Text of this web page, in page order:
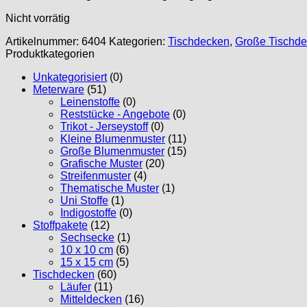
Nicht vorrätig
Artikelnummer: 6404 Kategorien: Tischdecken, Große
Produktkategorien
Unkategorisiert (0)
Meterware (51)
Leinenstoffe (0)
Reststücke - Angebote (0)
Trikot - Jerseystoff (0)
Kleine Blumenmuster (11)
Große Blumenmuster (15)
Grafische Muster (20)
Streifenmuster (4)
Thematische Muster (1)
Uni Stoffe (1)
Indigostoffe (0)
Stoffpakete (12)
Sechsecke (1)
10 x 10 cm (6)
15 x 15 cm (5)
Tischdecken (60)
Läufer (11)
Mitteldecken (16)